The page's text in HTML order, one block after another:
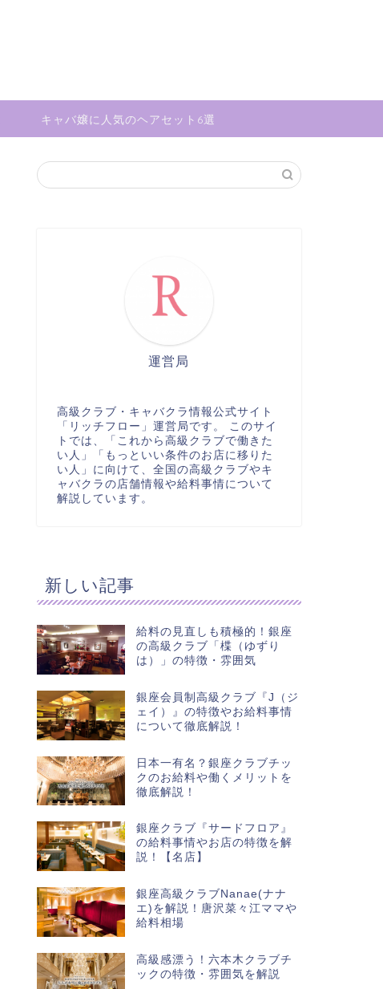
キャバ嬢に人気のヘアセット6選
運営局
高級クラブ・キャバクラ情報公式サイト
「リッチフロー」運営局です。 このサイ
トでは、「これから高級クラブで働きた
い人」「もっといい条件のお店に移りた
い人」に向けて、全国の高級クラブやキ
ャバクラの店舗情報や給料事情について
解説しています。
新しい記事
給料の見直しも積極的！銀座
の高級クラブ「楪（ゆずり
は）」の特徴・雰囲気
銀座会員制高級クラブ『J（ジ
ェイ）』の特徴やお給料事情
について徹底解説！
日本一有名？銀座クラブチッ
クのお給料や働くメリットを
徹底解説！
銀座クラブ『サードフロア』
の給料事情やお店の特徴を解
説！【名店】
銀座高級クラブNanae(ナナ
エ)を解説！唐沢菜々江ママや
給料相場
高級感漂う！六本木クラブチ
ックの特徴・雰囲気を解説